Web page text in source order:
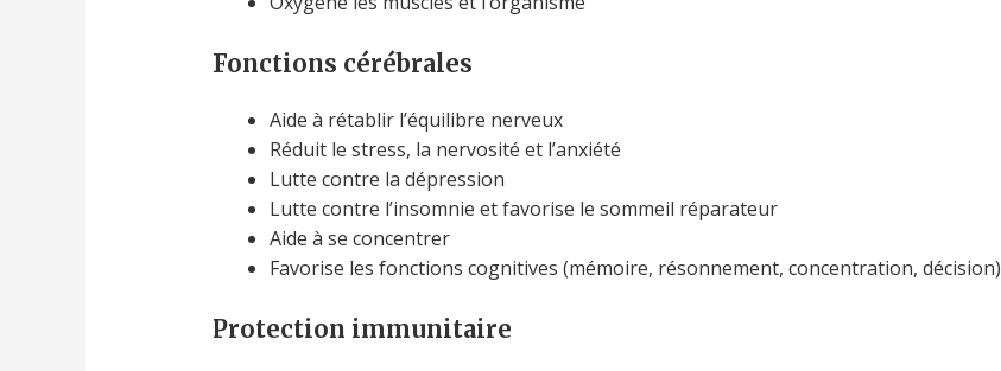
Fonctions cérébrales
Aide à rétablir l’équilibre nerveux
Réduit le stress, la nervosité et l’anxiété
Lutte contre la dépression
Lutte contre l’insomnie et favorise le sommeil réparateur
Aide à se concentrer
Favorise les fonctions cognitives (mémoire, résonnement, concentration, décision)
Protection immunitaire